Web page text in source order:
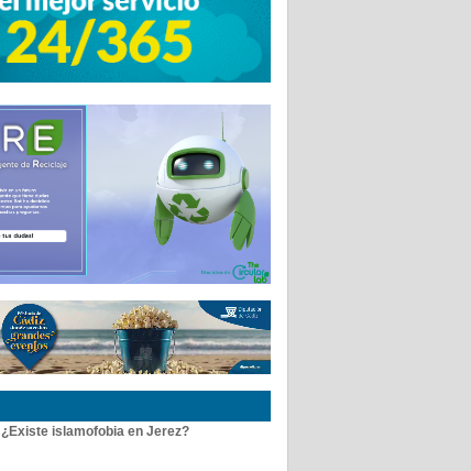
¿Existe islamofobia en Jerez?